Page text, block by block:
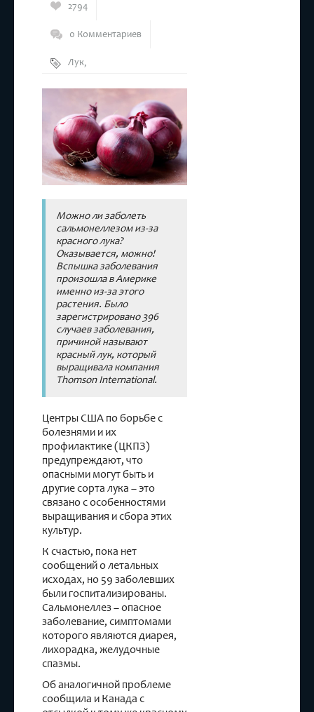
2794
0 Комментариев
Лук,
Можно ли заболеть
сальмонеллезом из-за
красного лука?
Оказывается, можно!
Вспышка заболевания
произошла в Америке
именно из-за этого
растения. Было
зарегистрировано 396
случаев заболевания,
причиной называют
красный лук, который
выращивала компания
Thomson International.
Центры США по борьбе с
болезнями и их
профилактике (ЦКПЗ)
предупреждают, что
опасными могут быть и
другие сорта лука – это
связано с особенностями
выращивания и сбора этих
культур.
К счастью, пока нет
сообщений о летальных
исходах, но 59 заболевших
были госпитализированы.
Сальмонеллез – опасное
заболевание, симптомами
которого являются диарея,
лихорадка, желудочные
спазмы.
Об аналогичной проблеме
сообщила и Канада с